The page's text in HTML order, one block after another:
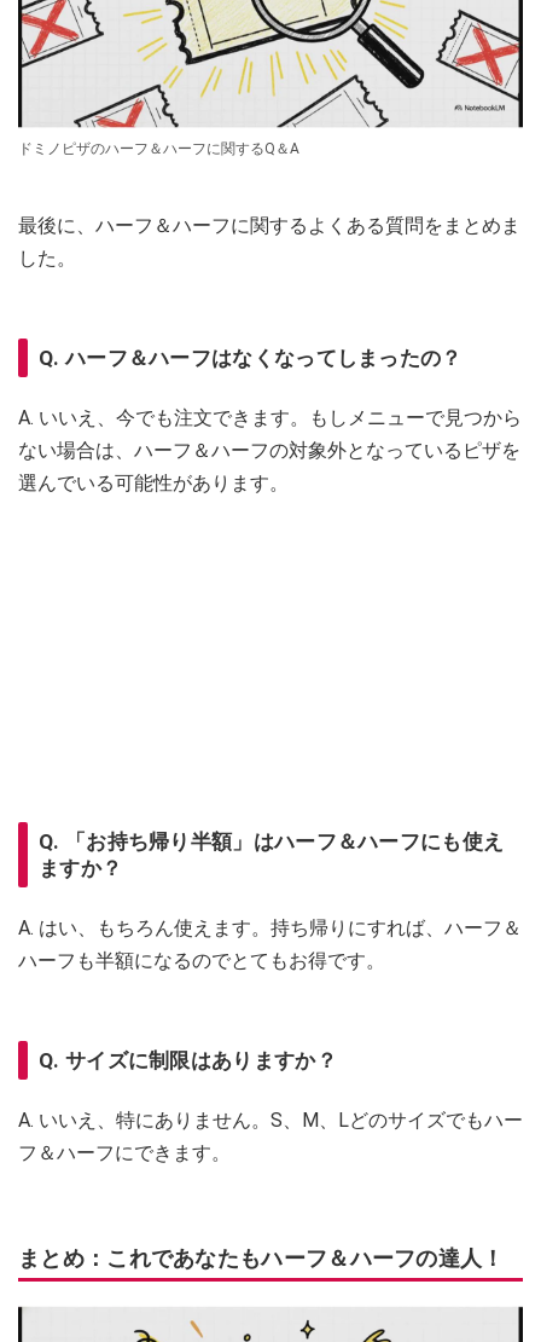
ドミノピザのハーフ＆ハーフに関するQ＆A
最後に、ハーフ＆ハーフに関するよくある質問をまとめま
した。
Q. ハーフ＆ハーフはなくなってしまったの？
A. いいえ、今でも注文できます。もしメニューで見つから
ない場合は、ハーフ＆ハーフの対象外となっているピザを
選んでいる可能性があります。
Q. 「お持ち帰り半額」はハーフ＆ハーフにも使え
ますか？
A. はい、もちろん使えます。持ち帰りにすれば、ハーフ＆
ハーフも半額になるのでとてもお得です。
Q. サイズに制限はありますか？
A. いいえ、特にありません。S、M、Lどのサイズでもハー
フ＆ハーフにできます。
まとめ：これであなたもハーフ＆ハーフの達人！